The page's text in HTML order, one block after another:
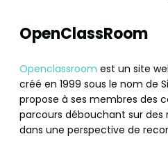
OpenClassRoom
Openclassroom est un site
créé en 1999 sous le nom de
propose à ses membres des
parcours débouchant sur des
dans une perspective de